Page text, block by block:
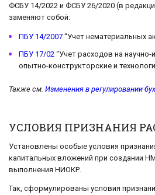
ФСБУ 14/2022 и ФСБУ 26/2020 (в
заменяют собой:
ПБУ 14/2007 “Учет нематериальных
ПБУ 17/02 “Учет расходов на научно-
опытно-конструкторские и
Также см. Изменения в регулировании
УСЛОВИЯ ПРИЗНАНИЯ
Установлены особые условия
капитальных вложений при создании
выполнения НИОКР.
Так, сформулированы условия